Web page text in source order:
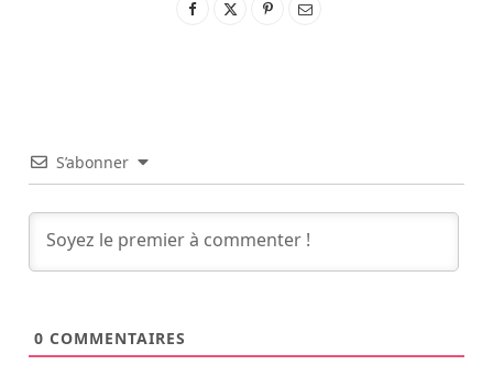
S’abonner
0 COMMENTAIRES